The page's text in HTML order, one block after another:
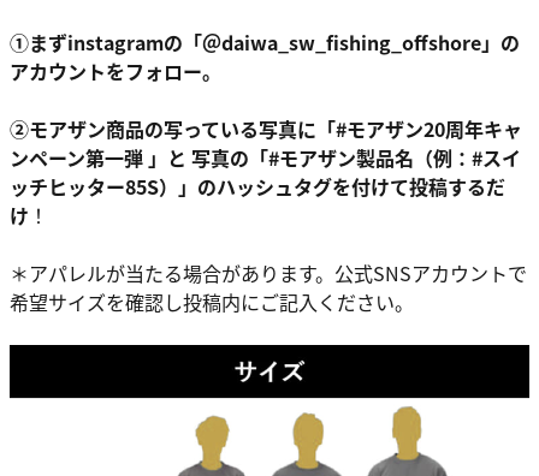
①まずinstagramの「＠daiwa_sw_fishing_offshore」の
アカウントをフォロー。
②モアザン商品の写っている写真に「#モアザン20周年キャ
ンペーン第一弾 」と 写真の「#モアザン製品名（例：#スイ
ッチヒッター85S）」のハッシュタグを付けて投稿するだ
け ！
＊アパレルが当たる場合があります。公式SNSアカウントで
希望サイズを確認し投稿内にご記入ください。